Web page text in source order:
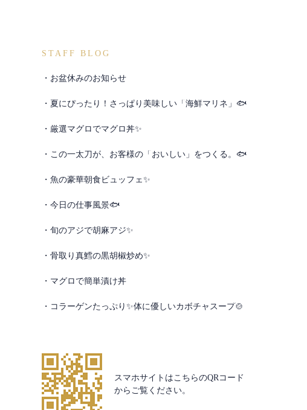
STAFF BLOG
お盆休みのお知らせ
夏にぴったり！さっぱり美味しい「海鮮マリネ」🐟
厳選マグロでマグロ丼✨
この一太刀が、お客様の「おいしい」をつくる。🐟
魚の豪華朝食ビュッフェ✨
今日の仕事風景🐟
旬のアジで胡麻アジ✨
骨取り真鱈の黒胡椒炒め✨
マグロで簡単漬け丼
コラーゲンたっぷり✨体に優しいカボチャスープ🍲
スマホサイトはこちらのQRコード
からご覧ください。